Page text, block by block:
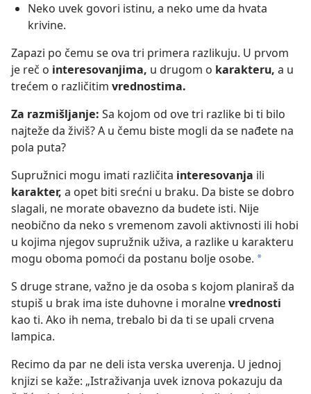
Neko uvek govori istinu, a neko ume da hvata
krivine.
Zapazi po čemu se ova tri primera razlikuju. U prvom
je reč o interesovanjima, u drugom o karakteru, a u
trećem o različitim vrednostima.
Za razmišljanje: Sa kojom od ove tri razlike bi ti bilo
najteže da živiš? A u čemu biste mogli da se nađete na
pola puta?
Supružnici mogu imati različita interesovanja ili
karakter, a opet biti srećni u braku. Da biste se dobro
slagali, ne morate obavezno da budete isti. Nije
neobično da neko s vremenom zavoli aktivnosti ili hobi
u kojima njegov supružnik uživa, a razlike u karakteru
mogu oboma pomoći da postanu bolje osobe. a
S druge strane, važno je da osoba s kojom planiraš da
stupiš u brak ima iste duhovne i moralnevrednosti
kao ti. Ako ih nema, trebalo bi da ti se upali crvena
lampica.
Recimo da par ne deli ista verska uverenja. U jednoj
knjizi se kaže: „Istraživanja uvek iznova pokazuju da